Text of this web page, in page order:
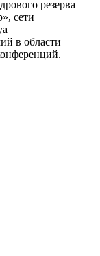
резерва
сети
в области